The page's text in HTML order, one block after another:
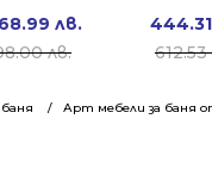
Арт мебели за баня
лв.
€
лв.
€
612.53
444.31